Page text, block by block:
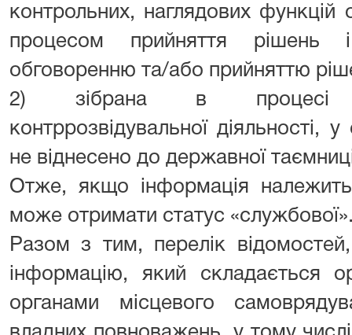
контрольних, наглядових
процесом прийняття рішень
обговоренню та/або прийняттю
2) зібрана в процесі
контррозвідувальної діяльності,
не віднесено до державної
Отже, якщо інформація
може отримати статус
Разом з тим, перелік
інформацію, який складається
органами місцевого